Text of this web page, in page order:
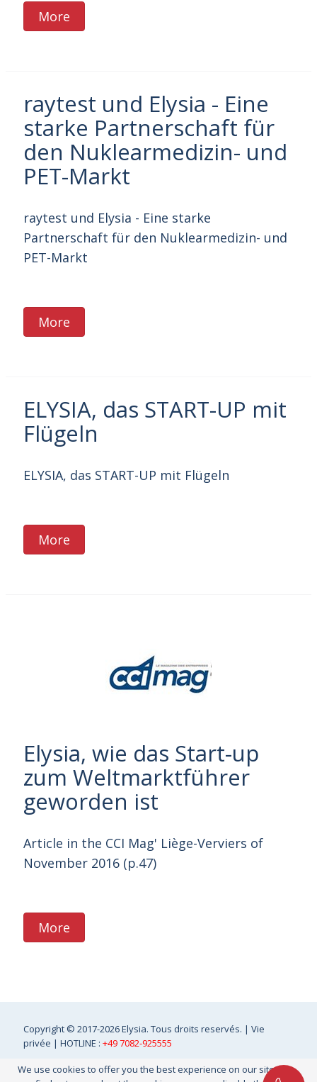
More
raytest und Elysia - Eine
starke Partnerschaft für
den Nuklearmedizin- und
PET-Markt
raytest und Elysia - Eine starke
Partnerschaft für den Nuklearmedizin- und
PET-Markt
More
ELYSIA, das START-UP mit
Flügeln
ELYSIA, das START-UP mit Flügeln
More
Elysia, wie das Start-up
zum Weltmarktführer
geworden ist
Article in the CCI Mag' Liège-Verviers of
November 2016 (p.47)
More
Copyright © 2017-2026 Elysia. Tous droits reservés. |Vie
privée | HOTLINE :+49 7082-925555
We use cookies to offer you the best experience on our site. You